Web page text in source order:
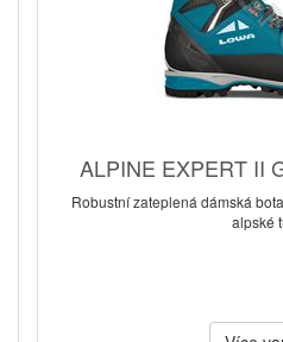
ALPINE EXPERT II
Robustní zateplená dámská
alpské